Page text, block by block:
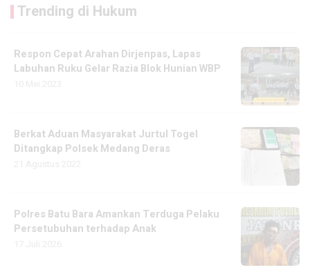
Trending di Hukum
Respon Cepat Arahan Dirjenpas, Lapas
Labuhan Ruku Gelar Razia Blok Hunian WBP
Berkat Aduan Masyarakat Jurtul Togel
Ditangkap Polsek Medang Deras
Polres Batu Bara Amankan Terduga Pelaku
Persetubuhan terhadap Anak